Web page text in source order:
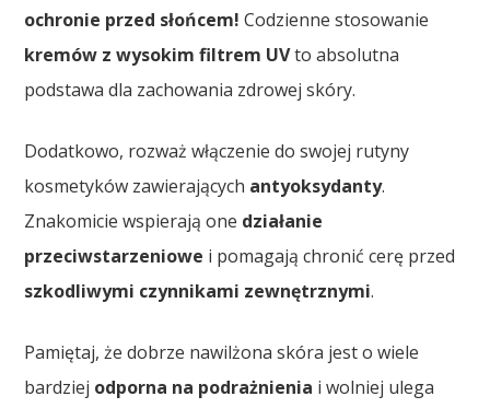
ochronie przed słońcem! Codzienne stosowanie
kremów z wysokim filtrem UVto absolutna
podstawa dla zachowania zdrowej skóry.
Dodatkowo, rozważ włączenie do swojej rutyny
kosmetyków zawierających antyoksydanty.
Znakomicie wspierają one działanie
przeciwstarzeniowe i pomagają chronić cerę przed
szkodliwymi czynnikami zewnętrznymi.
Pamiętaj, że dobrze nawilżona skóra jest o wiele
bardziej odporna na podrażnienia i wolniej ulega